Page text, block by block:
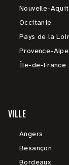
Nouvelle-
Occitanie
Pays de la
Provence-
Île-de-France
VILLE
Angers
Besançon
Bordeaux